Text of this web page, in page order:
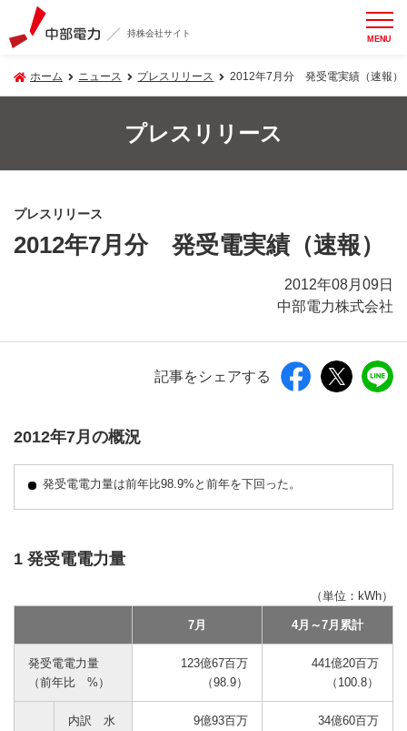
持株会社サイト MENU
ホーム ニュース プレスリリース 2012年7月分 発受電実績（速報）
プレスリリース
プレスリリース
2012年7月分 発受電実績（速報）
2012年08月09日
中部電力株式会社
記事をシェアする
2012年7月の概況
発受電電力量は前年比98.9%と前年を下回った。
1 発受電電力量
（単位：kWh）
7月 4月～7月累計
発受電電力量
（前年比 %）
123億67百万
（98.9）
441億20百万
（100.8）
内訳 水
9億93百万
34億60百万